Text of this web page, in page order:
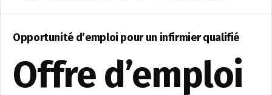
Opportunité d’emploi pour un infirmier qualifié
Offre d’emploi